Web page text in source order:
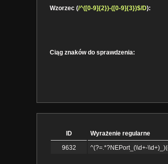
Wzorzec (/^([0-9]{2})-([0-9]{3})$/D):
Ciąg znaków do sprawdzenia:
ID Wyrażenie regularne
9632
^(?=.*?NEPort_(\\d+-